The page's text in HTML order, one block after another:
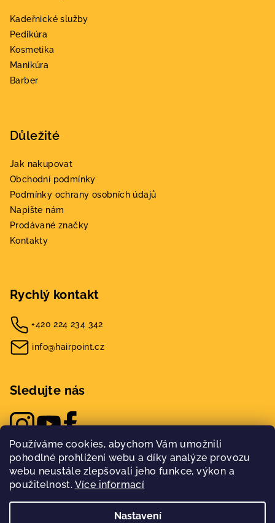
Používáme cookies, abychom Vám umožnili
pohodlné prohlížení webu a díky analýze provozu
webu neustále zlepšovali jeho funkce, výkon a
použitelnost. Více informací
Nastavení
Kadeřnické služby
Pedikúra
Kosmetika
Manikúra
Barber
Důležité
Jak nakupovat
Obchodní podmínky
Podmínky ochrany osobních údajů
Napište nám
Prodávané značky
Kontakty
Rychlý kontakt
+420 224 234 342
info@hairpoint.cz
Sledujte nás
Hairpoint. Všechna práva vyhrazena.